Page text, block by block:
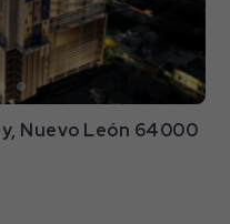
Nuevo León 64000